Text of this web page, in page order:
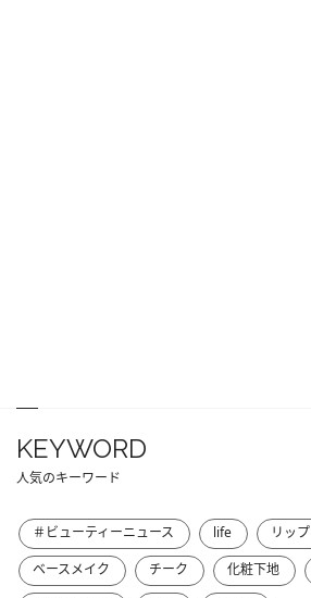
KEYWORD
人気のキーワード
＃ビューティーニュース life リップ
ベースメイク
チーク 化粧下地